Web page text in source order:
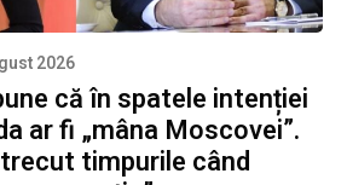
2026
că în spatele intenției
ar fi „mâna Moscovei”.
trecut timpurile când